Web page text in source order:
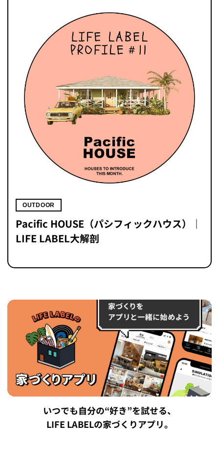
OUTDOOR
Pacific HOUSE（パシフィックハウス）｜
LIFE LABEL大解剖
いつでも自分の“好き”を試せる、
LIFE LABELの家づくりアプリ。